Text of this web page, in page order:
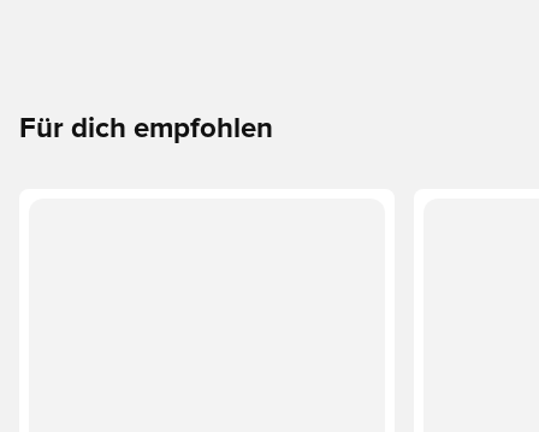
Für dich empfohlen